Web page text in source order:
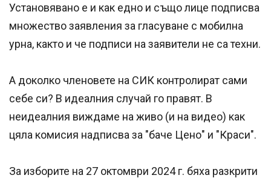
Установявано е и как едно и също лице подписва
множество заявления за гласуване с мобилна
урна, както и че подписи на заявители не са техни.
А доколко членовете на СИК контролират сами
себе си? В идеалния случай го правят. В
неидеалния виждаме на живо (и на видео) как
цяла комисия надписва за "баче Цено" и "Краси".
За изборите на 27 октомври 2024 г. бяха разкрити